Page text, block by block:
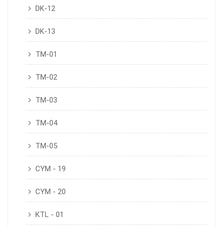
DK-12
DK-13
TM-01
TM-02
TM-03
TM-04
TM-05
CYM - 19
CYM - 20
KTL - 01